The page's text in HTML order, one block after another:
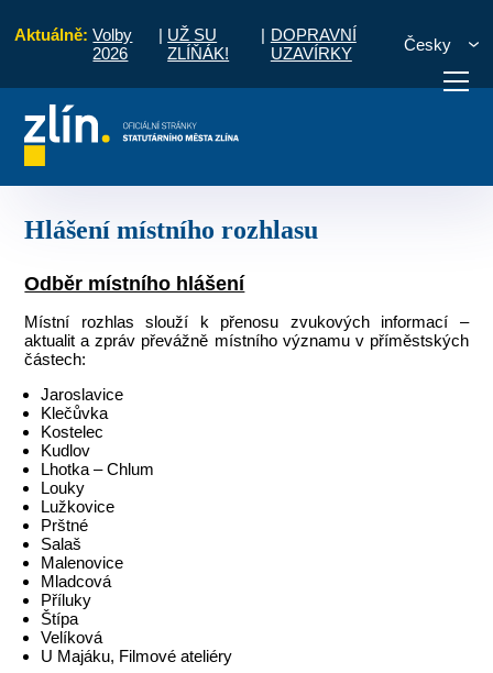
Aktuálně: Volby
2026
| UŽ SU
ZLÍŇÁK!
| DOPRAVNÍ
UZAVÍRKY
Česky
vyřídit Potřebuji zaplatit
Hlášení místního rozhlasu
Odběr místního hlášení
Místní rozhlas slouží k přenosu zvukových informací –
aktualit a zpráv převážně místního významu v příměstských
částech:
Jaroslavice
Klečůvka
Kostelec
Kudlov
Lhotka – Chlum
Louky
Lužkovice
Prštné
Salaš
Malenovice
Mladcová
Příluky
Štípa
Velíková
U Majáku, Filmové ateliéry